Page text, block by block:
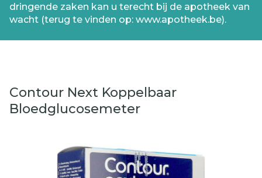
dringende zaken kan u terecht bij de apotheek van
wacht (terug te vinden op: www.apotheek.be).
Contour Next Koppelbaar
Bloedglucosemeter